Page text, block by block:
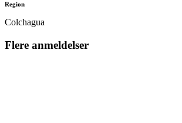
Region
Colchagua
Flere anmeldelser